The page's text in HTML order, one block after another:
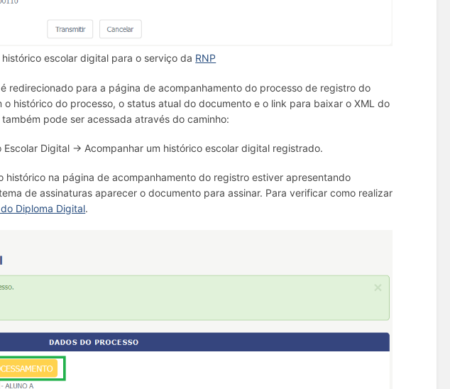
escolar digital para o serviço da RNP
redirecionado para a página de acompanhamento do processo de registro do
histórico do processo, o status atual do documento e o link para baixar o XML do
pode ser acessada através do caminho:
Digital → Acompanhar um histórico escolar digital registrado.
histórico na página de acompanhamento do registro estiver apresentando
de assinaturas aparecer o documento para assinar. Para verificar como realizar
Diploma Digital.